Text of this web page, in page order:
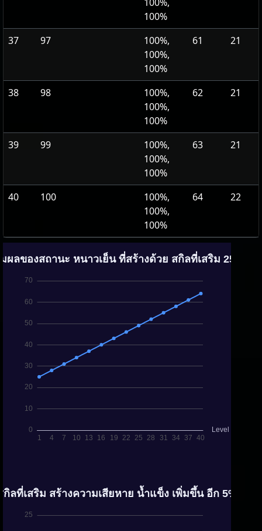
100%
37
97
100%,
100%,
100%
61 21
38 98
100%,
100%,
100%
62 21
39 99
100%,
100%,
100%
63 21
40 100
100%,
100%,
100%
64 22